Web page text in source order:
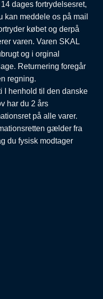
dages fortrydelsesret,
kan meddele os på mail
købet og derpå
varen. Varen SKAL
og i orginal
Returnering foregår
regning.
I henhold til den danske
har du 2 års
på alle varer.
gælder fra
du fysisk modtager